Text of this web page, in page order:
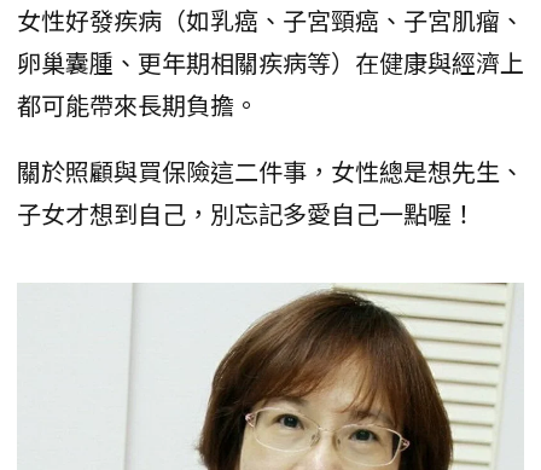
女性好發疾病（如乳癌、子宮頸癌、子宮肌瘤、
卵巢囊腫、更年期相關疾病等）在健康與經濟上
都可能帶來長期負擔。
關於照顧與買保險這二件事，女性總是想先生、
子女才想到自己，別忘記多愛自己一點喔！